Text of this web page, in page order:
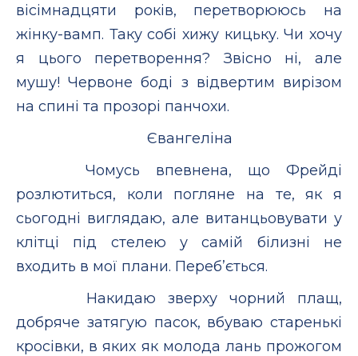
вісімнадцяти років, перетворююсь на
жінку-вамп. Таку собі хижу кицьку. Чи хочу
я цього перетворення? Звісно ні, але
мушу! Червоне боді з відвертим вирізом
на спині та прозорі панчохи.
Євангеліна
Чомусь впевнена, що Фрейді
розлютиться, коли погляне на те, як я
сьогодні виглядаю, але витанцьовувати у
клітці під стелею у самій білизні не
входить в мої плани. Переб’ється.
Накидаю зверху чорний плащ,
добряче затягую пасок, вбуваю старенькі
кросівки, в яких як молода лань прожогом